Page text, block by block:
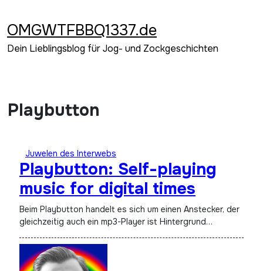
springen
OMGWTFBBQ1337.de
Dein Lieblingsblog für Jog- und Zockgeschichten
Playbutton
Juwelen des Interwebs
Playbutton: Self-playing
music for digital times
Beim Playbutton handelt es sich um einen Anstecker, der
gleichzeitig auch ein mp3-Player ist Hintergrund…